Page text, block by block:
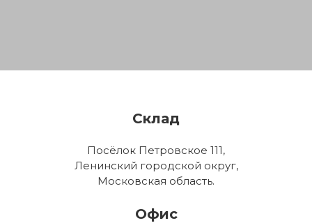
Склад
Посёлок Петровское 111,
Ленинский городской округ,
Московская область.
Офис